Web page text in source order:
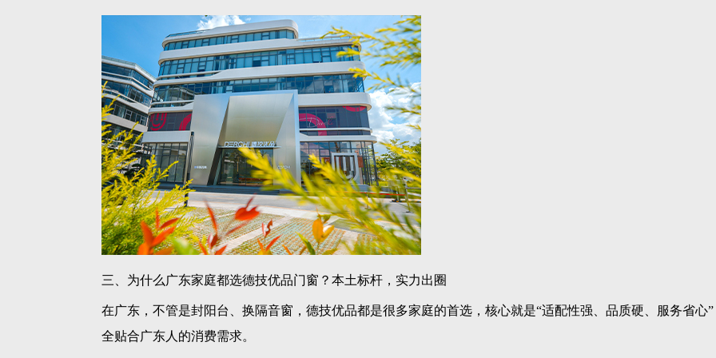
三、为什么广东家庭都选德技优品门窗？本土标杆，实力出圈
在广东，不管是封阳台、换隔音窗，德技优品都是很多家庭的首选，核心就是“适配性强、品质硬、服务省心
全贴合广东人的消费需求。